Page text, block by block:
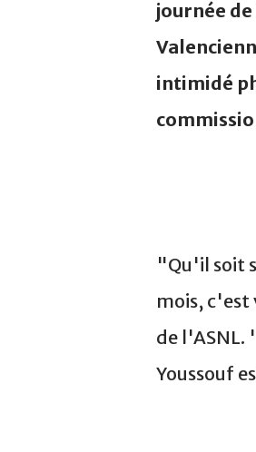
journée de
intimidé
"Qu'il soit
mois,
de
Youssouf